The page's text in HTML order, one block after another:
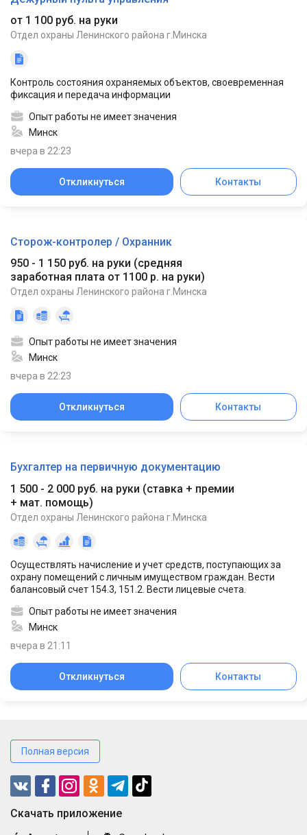
от 1 100 руб. на руки
Отдел охраны Ленинского района г.Минска
Контроль состояния охраняемых объектов, своевременная
фиксация и передача информации
Опыт работы не имеет значения
Минск
вчера в 22:23
Откликнуться Контакты
Сторож-контролер / Охранник
950 - 1 150 руб. на руки (средняя
заработная плата от 1100 р. на руки)
Отдел охраны Ленинского района г.Минска
Опыт работы не имеет значения
Минск
вчера в 22:23
Откликнуться Контакты
Бухгалтер на первичную документацию
1 500 - 2 000 руб. на руки (ставка + премии
+ мат. помощь)
Отдел охраны Ленинского района г.Минска
Осуществлять начисление и учет средств, поступающих за
охрану помещений с личным имуществом граждан. Вести
балансовый счет 154.3, 151.2. Вести лицевые счета.
Опыт работы не имеет значения
Минск
вчера в 21:11
Откликнуться Контакты
Полная версия
Cкачать приложение